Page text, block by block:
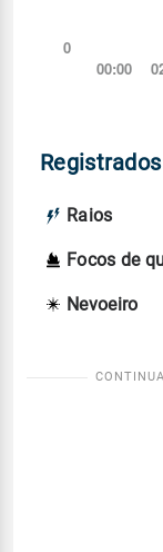
Raios
Focos de
Nevoeiro